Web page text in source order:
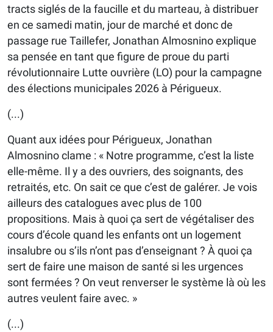
tracts siglés de la faucille et du marteau, à distribuer
en ce samedi matin, jour de marché et donc de
passage rue Taillefer, Jonathan Almosnino explique
sa pensée en tant que figure de proue du parti
révolutionnaire Lutte ouvrière (LO) pour la campagne
des élections municipales 2026 à Périgueux.
(...)
Quant aux idées pour Périgueux, Jonathan
Almosnino clame : « Notre programme, c’est la liste
elle-même. Il y a des ouvriers, des soignants, des
retraités, etc. On sait ce que c’est de galérer. Je vois
ailleurs des catalogues avec plus de 100
propositions. Mais à quoi ça sert de végétaliser des
cours d’école quand les enfants ont un logement
insalubre ou s’ils n’ont pas d’enseignant ? À quoi ça
sert de faire une maison de santé si les urgences
sont fermées ? On veut renverser le système là où les
autres veulent faire avec. »
(...)